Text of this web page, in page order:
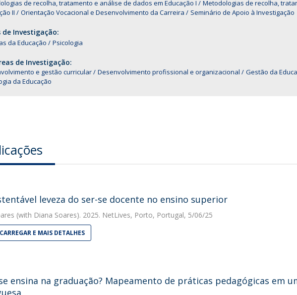
de recolha, tratamento e análise de dados em Educação I
Metodologias de recolha,
II
Orientação Vocacional e Desenvolvimento da Carreira Seminário de Apoio à Investigação
de Investigação:
da Educação Psicologia
de Investigação:
e gestão curricular Desenvolvimento profissional e organizacional Gestão da
da Educação
leveza do ser-se docente no ensino superior
(with Diana Soares). 2025. NetLives, Porto, Portugal, 5/06/25
E MAIS DETALHES
ensina na graduação? Mapeamento de práticas pedagógicas em